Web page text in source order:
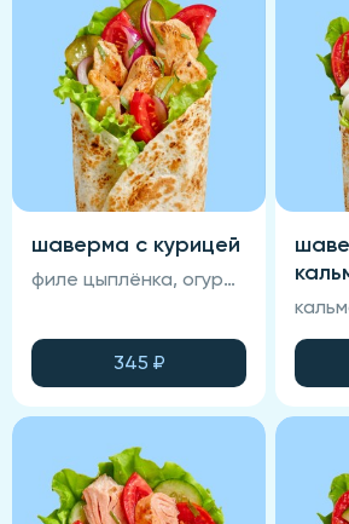
шаверма с курицей
филе цыплёнка, огурцы маринованные, пекинская капуста, соус спайси, соус фирменный, лаваш, помидоры
345 ₽